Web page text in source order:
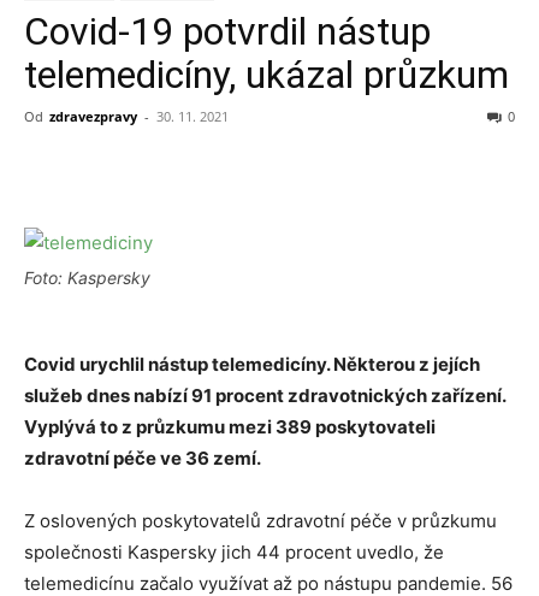
Covid-19 potvrdil nástup
telemedicíny, ukázal průzkum
Od zdravezpravy - 30. 11. 2021 0
Foto: Kaspersky
Covid urychlil nástup telemedicíny. Některou z jejích
služeb dnes nabízí 91 procent zdravotnických zařízení.
Vyplývá to z průzkumu mezi 389 poskytovateli
zdravotní péče ve 36 zemí.
Z oslovených poskytovatelů zdravotní péče v průzkumu
společnosti Kaspersky jich 44 procent uvedlo, že
telemedicínu začalo využívat až po nástupu pandemie. 56